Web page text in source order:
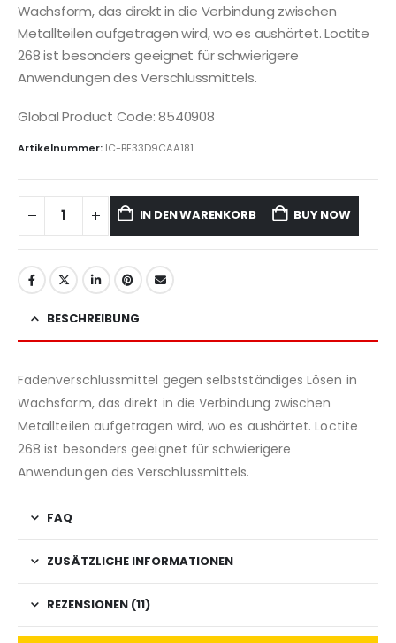
Wachsform, das direkt in die Verbindung zwischen
Metallteilen aufgetragen wird, wo es aushärtet. Loctite
268 ist besonders geeignet für schwierigere
Anwendungen des Verschlussmittels.
Global Product Code: 8540908
Artikelnummer: IC-BE33D9CAA181
IN DEN WARENKORB BUY NOW
BESCHREIBUNG
Fadenverschlussmittel gegen selbstständiges Lösen in
Wachsform, das direkt in die Verbindung zwischen
Metallteilen aufgetragen wird, wo es aushärtet. Loctite
268 ist besonders geeignet für schwierigere
Anwendungen des Verschlussmittels.
FAQ
ZUSÄTZLICHE INFORMATIONEN
REZENSIONEN (11)